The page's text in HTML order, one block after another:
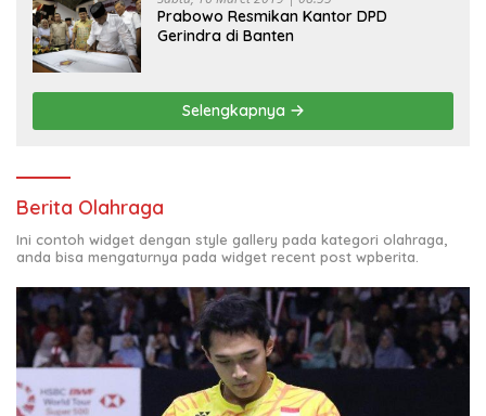
Prabowo Resmikan Kantor DPD
Gerindra di Banten
Selengkapnya
Berita Olahraga
Ini contoh widget dengan style gallery pada kategori olahraga,
anda bisa mengaturnya pada widget recent post wpberita.